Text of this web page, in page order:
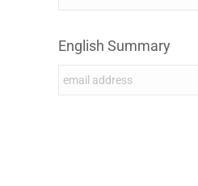
English Summary